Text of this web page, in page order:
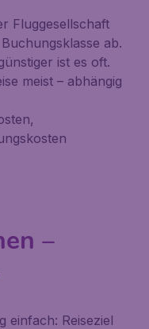
Fluggesellschaft
ab.
ist es oft.
meist – abhängig
–
einfach: Reiseziel